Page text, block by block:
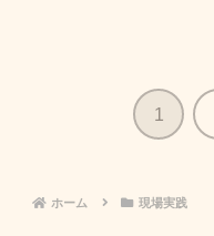
1
ホーム 現場実践